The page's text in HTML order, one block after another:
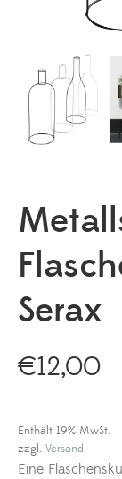
Serax
€12,00
Enthält 19% MwSt.
zzgl. Versand
Eine